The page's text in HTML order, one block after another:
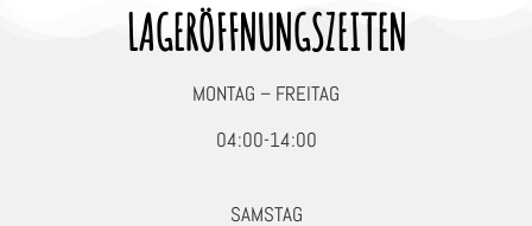
LAGERÖFFNUNGSZEITEN
MONTAG – FREITAG
04:00-14:00
SAMSTAG